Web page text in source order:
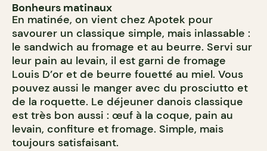
Bonheurs matinaux
En matinée, on vient chez Apotek pour
savourer un classique simple, mais inlassable :
le sandwich au fromage et au beurre. Servi sur
leur pain au levain, il est garni de fromage
Louis D’or et de beurre fouetté au miel. Vous
pouvez aussi le manger avec du prosciutto et
de la roquette. Le déjeuner danois classique
est très bon aussi : œuf à la coque, pain au
levain, confiture et fromage. Simple, mais
toujours satisfaisant.